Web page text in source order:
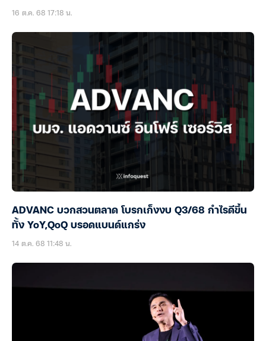
16 ต.ค. 68 17:18 น.
ADVANC บวกสวนตลาด โบรกเก็งงบ Q3/68 กำไรดีขึ้น
ทั้ง YoY,QoQ บรอดแบนด์แกร่ง
14 ต.ค. 68 11:48 น.